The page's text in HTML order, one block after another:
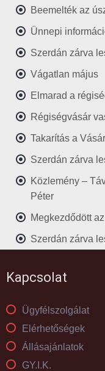
Beemelték az
Ünnepi
Szerdán zárva
Vágatlan május
Elmarad a
Régiségvásár
Takarítás a
Szerdán zárva
Közlemény –
Péter
Megkezdődött
Szerdán zárva
Kapcsolat
Ügyfélszolgálat
Elérhetőségek
Állásajánlatok
GY.I.K.